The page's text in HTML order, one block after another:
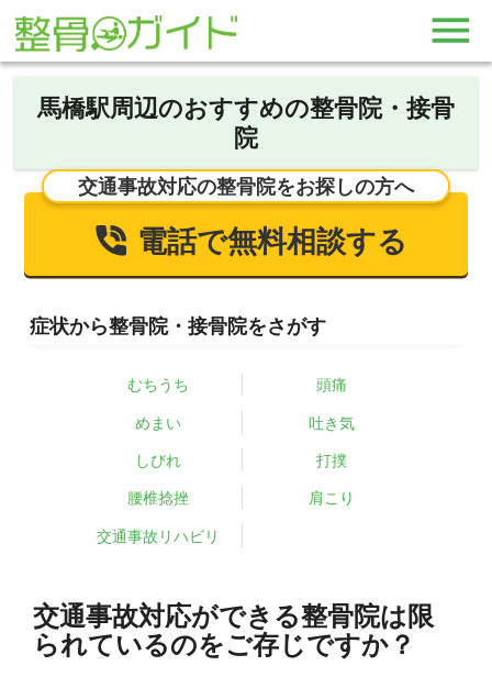
馬橋駅周辺のおすすめの整骨院・接骨
院
交通事故対応の整骨院をお探しの方へ
電話で無料相談する
症状から整骨院・接骨院をさがす
むちうち 頭痛
めまい 吐き気
しびれ 打撲
腰椎捻挫 肩こり
交通事故リハビリ
交通事故対応ができる整骨院は限
られているのをご存じですか？